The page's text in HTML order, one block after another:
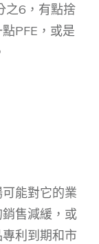
之6，有點捨
PFE，或是
能對它的業
售減緩，或
利到期和市